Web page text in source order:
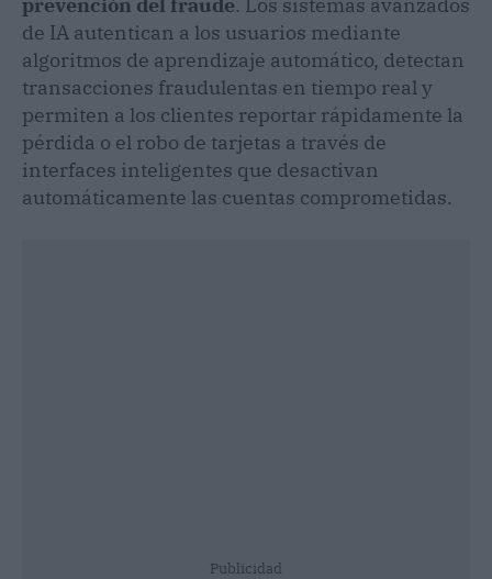
de IA autentican a los usuarios mediante
algoritmos de aprendizaje automático, detectan
transacciones fraudulentas en tiempo real y
permiten a los clientes reportar rápidamente la
pérdida o el robo de tarjetas a través de
interfaces inteligentes que desactivan
automáticamente las cuentas comprometidas.
Publicidad